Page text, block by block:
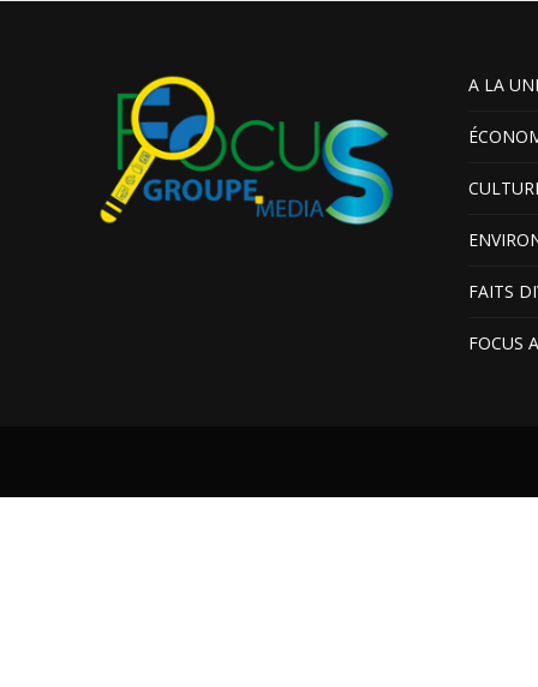
A LA
FAITS
FOCUS